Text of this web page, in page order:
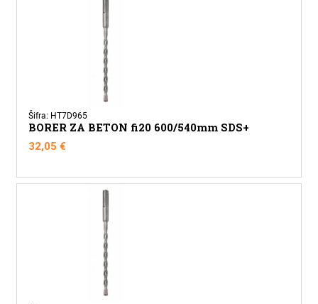
Šifra: HT7D965
BORER ZA BETON fi20 600/540mm SDS+
32,05€